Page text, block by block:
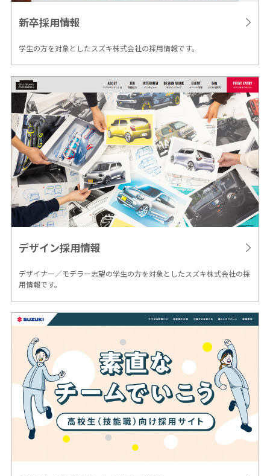
新卒採用情報
学生の方を対象としたスズキ株式会社の採用情報です。
デザイン採用情報
デザイナー／モデラー志望の学生の方を対象としたスズキ株式会社の採
用情報です。